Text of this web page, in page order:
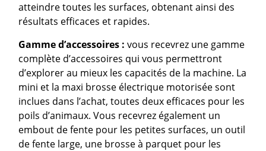
atteindre toutes les surfaces, obtenant ainsi des
résultats efficaces et rapides.
Gamme d’accessoires :vous recevrez une gamme
complète d’accessoires qui vous permettront
d’explorer au mieux les capacités de la machine. La
mini et la maxi brosse électrique motorisée sont
inclues dans l’achat, toutes deux efficaces pour les
poils d’animaux. Vous recevrez également un
embout de fente pour les petites surfaces, un outil
de fente large, une brosse à parquet pour les